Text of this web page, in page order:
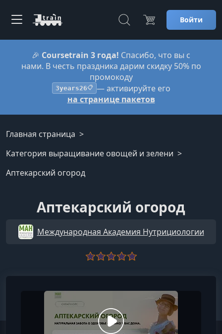
Войти
🎉 Coursetrain 3 года! Спасибо, что вы с
нами. В честь праздника дарим скидку 50% по
промокоду
3years26📋 — активируйте его
на странице пакетов
Главная страница
Категория выращивание овощей и зелени
Аптекарский огород
Аптекарский огород
Международная Академия Нутрициологии